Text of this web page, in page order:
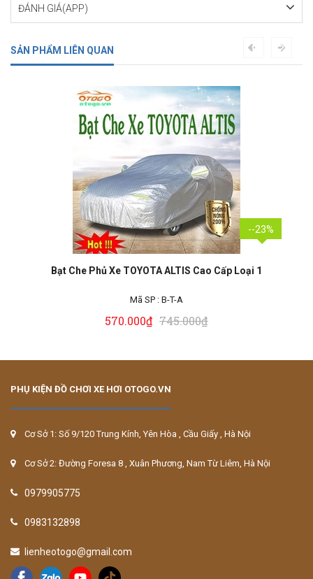
ĐÁNH GIÁ(APP)
SẢN PHẨM LIÊN QUAN
--23%
Bạt Che Phủ Xe TOYOTA ALTIS Cao Cấp Loại 1
Mã SP : B-T-A
570.000₫ 745.000₫
PHỤ KIỆN ĐỒ CHƠI XE HƠI OTOGO.VN
Cơ Sở 1: Số 9/120 Trung Kính, Yên Hòa , Cầu Giấy , Hà Nội
Cơ Sở 2: Đường Foresa 8 , Xuân Phương, Nam Từ Liêm, Hà Nội
0979905775
0983132898
lienheotogo@gmail.com